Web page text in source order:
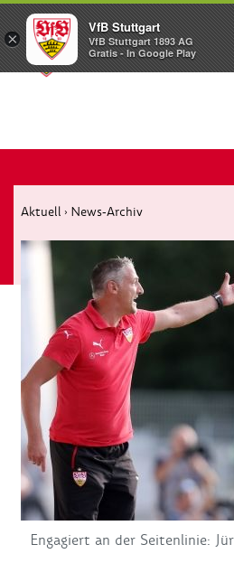
Aktuell › News-Archiv
Engagiert an der Seitenlinie:
×
VfB Stuttgart
VfB Stuttgart 1893 AG
Gratis - In Google Play